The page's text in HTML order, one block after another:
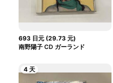
693 日元(29.73 元)
南野陽子 CD ガーランド
4 天